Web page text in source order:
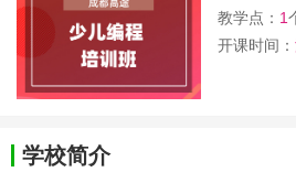
教学点： 1
开课时间：
学校简介